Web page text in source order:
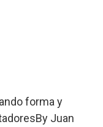
forma y
By Juan